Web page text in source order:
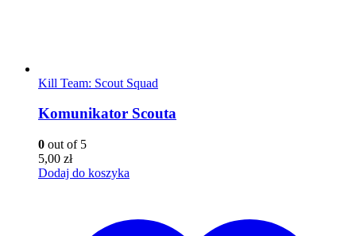
Kill Team: Scout Squad
Komunikator Scouta
0 out of 5
5,00 zł
Dodaj do koszyka